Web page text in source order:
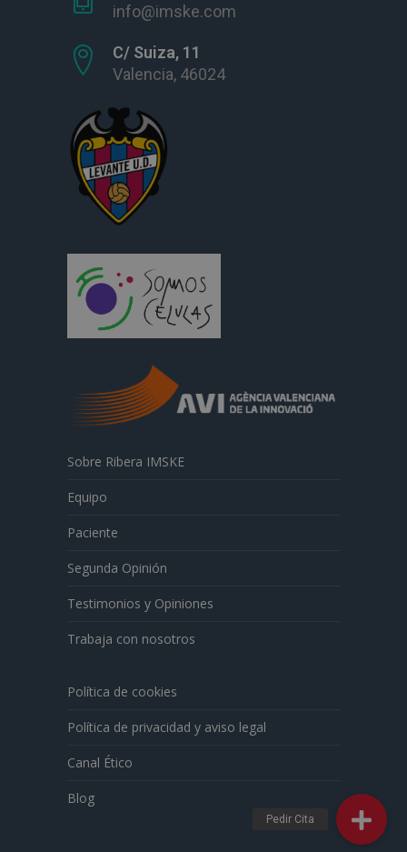
info@imske.com
C/ Suiza, 11
Valencia, 46024
Sobre Ribera IMSKE
Equipo
Paciente
Segunda Opinión
Testimonios y Opiniones
Trabaja con nosotros
Política de cookies
Política de privacidad y aviso legal
Canal Ético
Blog